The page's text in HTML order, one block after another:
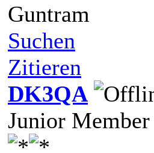
Guntram
Suchen
Zitieren
DK3QA
Junior Member